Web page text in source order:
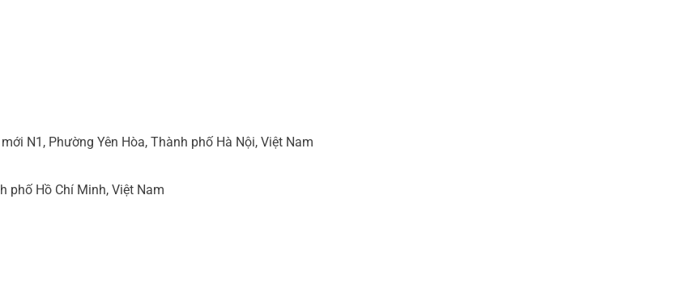
N1, Phường Yên Hòa, Thành phố Hà Nội, Việt Nam
phố Hồ Chí Minh, Việt Nam